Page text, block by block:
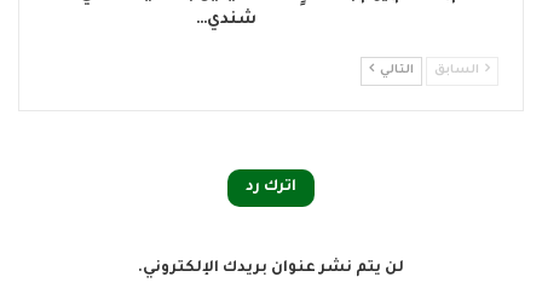
شندي…
السابق التالي
اترك رد
لن يتم نشر عنوان بريدك الإلكتروني.